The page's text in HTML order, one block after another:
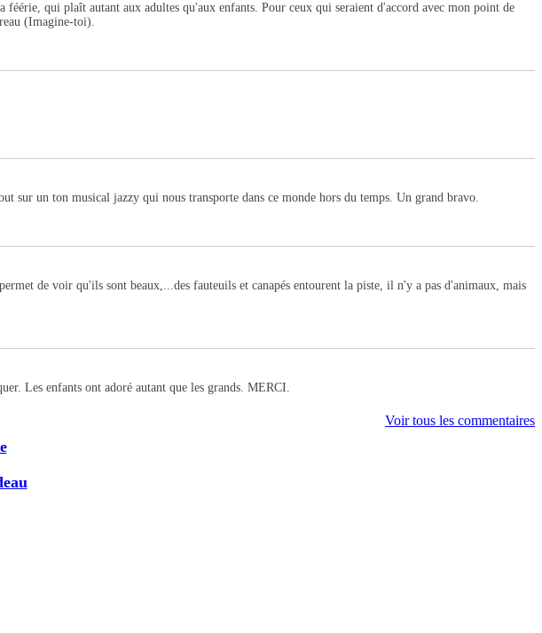
qui plaît autant aux adultes qu'aux enfants. Pour ceux qui seraient d'accord avec mon point de
(Imagine-toi).
sur un ton musical jazzy qui nous transporte dans ce monde hors du temps. Un grand bravo.
de voir qu'ils sont beaux,...des fauteuils et canapés entourent la piste, il n'y a pas d'animaux, mais
Les enfants ont adoré autant que les grands. MERCI.
Voir tous les commentaires